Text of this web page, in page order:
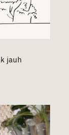
jauh